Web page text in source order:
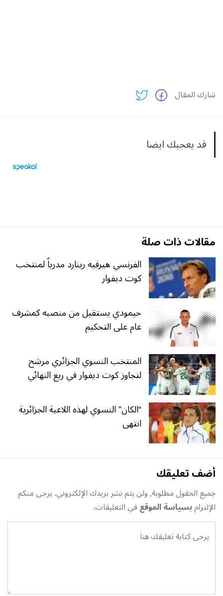
شارك المقال
قد يعجبك ايضا
مقالات ذات صلة
الفرنسي هيرفيه رينارد مدرباً لمنتخب
كوت ديفوار
حيمودي يستقيل من منصبه كمشرف
عام على التحكيم
المنتخب النسوي الجزائري مرشح
لتجاوز كوت ديفوار في ربع النهائي
“الكان” النسوي لهذه اللاعبة الجزائرية
انتهى
أضف تعليقك
جميع الحقول مطلوبة, ولن يتم نشر بريدك الإلكتروني. يرجى منكم
الإلتزامبسياسة الموقعفي التعليقات.